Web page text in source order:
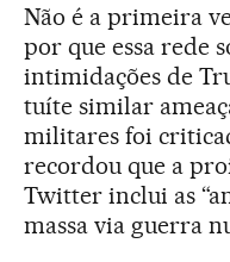
Não é a primeira
por que essa rede
intimidações de
tuíte similar
militares foi
recordou que a
Twitter inclui as
massa via guerra